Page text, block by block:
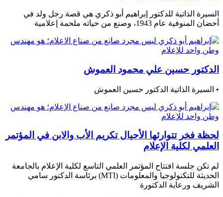
السيرة الذاتية للدكتور إبراهيم أبو ذكري هي قصة رجل ولد في
أحضان المنوفية عام 1943، وصنع من حياته ملحمة إعلامية
الدكتور حسين علي محمود العموش
• السيرة الذاتية الدكتور حسين العموش
لحظة فخر تتوارثها الأجيال تكريم الأب والابن في المؤتمر
العلمي لكلية الإعلام
لم تكن جلسة افتتاح المؤتمر العلمي التاسع لكلية الإعلام بالجامعة
الحديثة للتكنولوجيا والمعلومات (MTI) برئاسة الدكتور سامي
الشريف ورعاية الدكتورة